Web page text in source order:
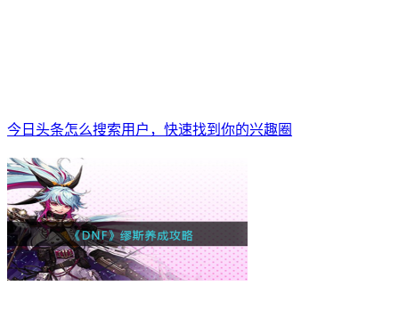
今日头条怎么搜索用户，快速找到你的兴趣圈